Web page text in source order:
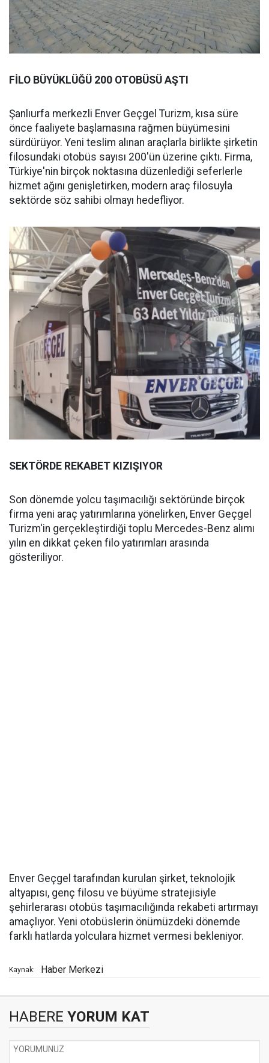
FİLO BÜYÜKLÜĞÜ 200 OTOBÜSÜ AŞTI
Şanlıurfa merkezli Enver Geçgel Turizm, kısa süre
önce faaliyete başlamasına rağmen büyümesini
sürdürüyor. Yeni teslim alınan araçlarla birlikte şirketin
filosundaki otobüs sayısı 200'ün üzerine çıktı. Firma,
Türkiye'nin birçok noktasına düzenlediği seferlerle
hizmet ağını genişletirken, modern araç filosuyla
sektörde söz sahibi olmayı hedefliyor.
SEKTÖRDE REKABET KIZIŞIYOR
Son dönemde yolcu taşımacılığı sektöründe birçok
firma yeni araç yatırımlarına yönelirken, Enver Geçgel
Turizm'in gerçekleştirdiği toplu Mercedes-Benz alımı
yılın en dikkat çeken filo yatırımları arasında
gösteriliyor.
Enver Geçgel tarafından kurulan şirket, teknolojik
altyapısı, genç filosu ve büyüme stratejisiyle
şehirlerarası otobüs taşımacılığında rekabeti artırmayı
amaçlıyor. Yeni otobüslerin önümüzdeki dönemde
farklı hatlarda yolculara hizmet vermesi bekleniyor.
Kaynak: Haber Merkezi
HABERE YORUM KAT